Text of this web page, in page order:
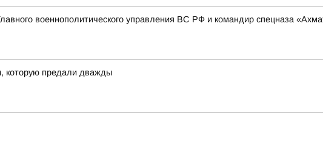
военнополитического управления ВС РФ и командир спецназа
которую предали дважды